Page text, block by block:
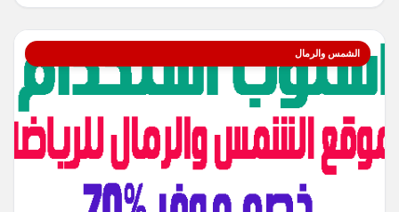
الشمس والرمال